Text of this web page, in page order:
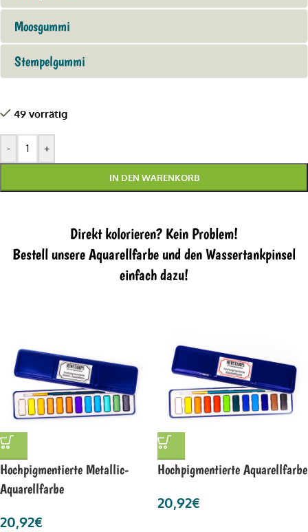
Moosgummi
Stempelgummi
49 vorrätig
- +
IN DEN WARENKORB
Direkt kolorieren? Kein Problem!
Bestell unsere Aquarellfarbe und den Wassertankpinsel
einfach dazu!
Hochpigmentierte Metallic-
Aquarellfarbe
20,92€
Hochpigmentierte Aquarellfarbe
20,92€